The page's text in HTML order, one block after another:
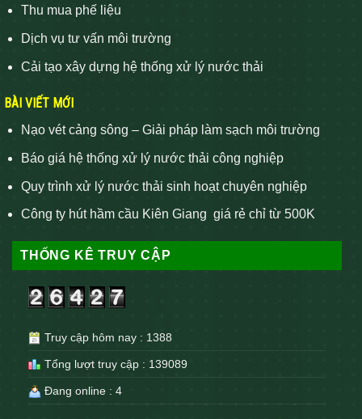
Thu mua phế liệu
Dịch vụ tư vấn môi trường
Cải tạo xây dựng hệ thống xử lý nước thải
BÀI VIẾT MỚI
Nạo vét cảng sông – Giải pháp làm sạch môi trường
Báo giá hệ thống xử lý nước thải công nghiệp
Quy trình xử lý nước thải sinh hoạt chuyên nghiệp
Công ty hút hầm cầu Kiên Giang giá rẻ chỉ từ 500K
THỐNG KÊ TRUY CẬP
Truy cập hôm nay : 1388
Tổng lượt truy cập : 139089
Đang online : 4